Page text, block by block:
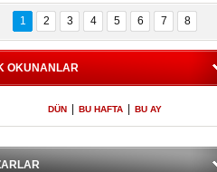
İstanbul
Adaları
600 milletvekilinin
listesi
1 2 3 4 5 6 7 8
OKUNANLAR
DÜN BU HAFTA BU AY